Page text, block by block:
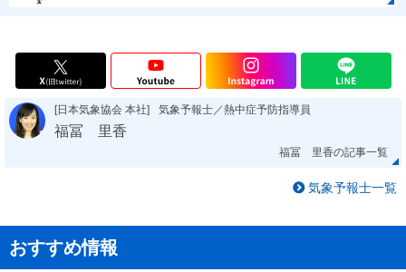
[日本気象協会 本社] 気象予報士／熱中症予防指導員
福冨 里香
福冨 里香の記事一覧
気象予報士一覧
おすすめ情報